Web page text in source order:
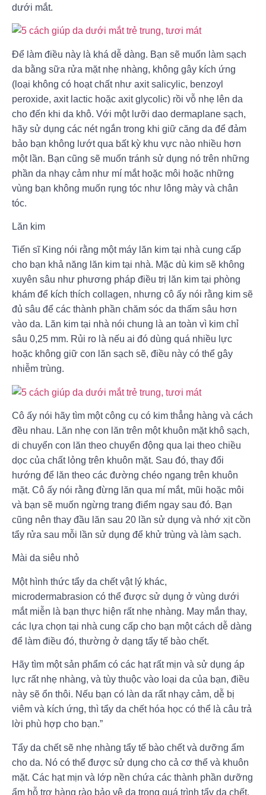
dưới mắt.
Để làm điều này là khá dễ dàng. Bạn sẽ muốn làm sạch
da bằng sữa rửa mặt nhẹ nhàng, không gây kích ứng
(loại không có hoạt chất như axit salicylic, benzoyl
peroxide, axit lactic hoặc axit glycolic) rồi vỗ nhẹ lên da
cho đến khi da khô. Với một lưỡi dao dermaplane sạch,
hãy sử dụng các nét ngắn trong khi giữ căng da để đảm
bảo bạn không lướt qua bất kỳ khu vực nào nhiều hơn
một lần. Bạn cũng sẽ muốn tránh sử dụng nó trên những
phần da nhạy cảm như mí mắt hoặc môi hoặc những
vùng bạn không muốn rụng tóc như lông mày và chân
tóc.
Lăn kim
Tiến sĩ King nói rằng một máy lăn kim tại nhà cung cấp
cho bạn khả năng lăn kim tại nhà. Mặc dù kim sẽ không
xuyên sâu như phương pháp điều trị lăn kim tại phòng
khám để kích thích collagen, nhưng cô ấy nói rằng kim sẽ
đủ sâu để các thành phần chăm sóc da thấm sâu hơn
vào da. Lăn kim tại nhà nói chung là an toàn vì kim chỉ
sâu 0,25 mm. Rủi ro là nếu ai đó dùng quá nhiều lực
hoặc không giữ con lăn sạch sẽ, điều này có thể gây
nhiễm trùng.
Cô ấy nói hãy tìm một công cụ có kim thẳng hàng và cách
đều nhau. Lăn nhẹ con lăn trên một khuôn mặt khô sạch,
di chuyển con lăn theo chuyển động qua lại theo chiều
dọc của chất lỏng trên khuôn mặt. Sau đó, thay đổi
hướng để lăn theo các đường chéo ngang trên khuôn
mặt. Cô ấy nói rằng đừng lăn qua mí mắt, mũi hoặc môi
và bạn sẽ muốn ngừng trang điểm ngay sau đó. Bạn
cũng nên thay đầu lăn sau 20 lần sử dụng và nhớ xịt cồn
tẩy rửa sau mỗi lần sử dụng để khử trùng và làm sạch.
Mài da siêu nhỏ
Một hình thức tẩy da chết vật lý khác,
microdermabrasion có thể được sử dụng ở vùng dưới
mắt miễn là bạn thực hiện rất nhẹ nhàng. May mắn thay,
các lựa chọn tại nhà cung cấp cho bạn một cách dễ dàng
để làm điều đó, thường ở dạng tẩy tế bào chết.
Hãy tìm một sản phẩm có các hạt rất mịn và sử dụng áp
lực rất nhẹ nhàng, và tùy thuộc vào loại da của bạn, điều
này sẽ ổn thôi. Nếu bạn có làn da rất nhạy cảm, dễ bị
viêm và kích ứng, thì tẩy da chết hóa học có thể là câu trả
lời phù hợp cho bạn.”
Tẩy da chết sẽ nhẹ nhàng tẩy tế bào chết và dưỡng ẩm
cho da. Nó có thể được sử dụng cho cả cơ thể và khuôn
mặt. Các hạt mịn và lớp nền chứa các thành phần dưỡng
ẩm hỗ trợ hàng rào bảo vệ da trong quá trình tẩy da chết.